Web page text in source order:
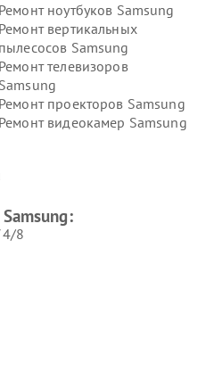
Ремонт ноутбуков Samsung
Ремонт вертикальных
пылесосов Samsung
Ремонт телевизоров
Samsung
Ремонт проекторов Samsung
Ремонт видеокамер Samsung
8